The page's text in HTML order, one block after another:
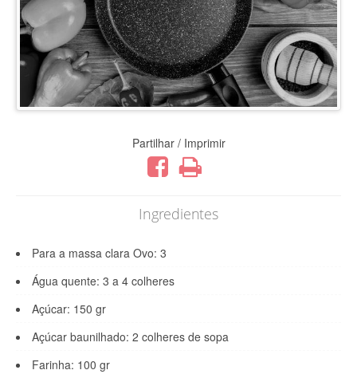
Partilhar / Imprimir
Ingredientes
Para a massa clara Ovo: 3
Água quente: 3 a 4 colheres
Açúcar: 150 gr
Açúcar baunilhado: 2 colheres de sopa
Farinha: 100 gr